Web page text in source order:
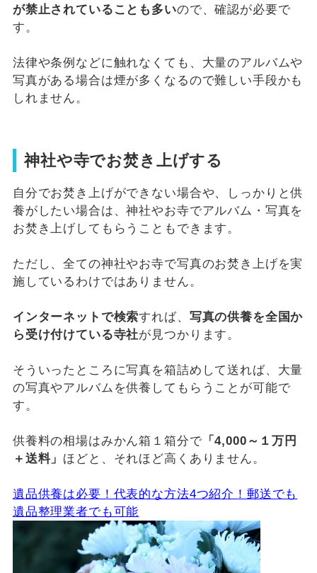
が禁止されていることも多いので、確認が必要で
す。
法律や条例などに触れなくても、大量のアルバムや
写真がある場合は煙が多くなるので難しい手段かも
しれません。
神社や寺でお焚き上げする
自分でお焚き上げができない場合や、しっかりと供
養がしたい場合は、神社やお寺でアルバム・写真を
お焚き上げしてもらうこともできます。
ただし、全ての神社やお寺で写真のお焚き上げを実
施しているわけではありません。
インターネットで検索すれば、 写真の供養を全国か
ら受け付けている寺社が見つかります。
そういったところに写真を箱詰めして送れば、大量
の写真やアルバムを供養してもらうことが可能で
す。
供養料の相場はみかん箱１箱分で 「4,000～１万円
＋送料」 ほどと、それほど高くありません。
遺品供養は必要！代表的な方法4つ紹介！郵送でも
遺品整理業者でも可能